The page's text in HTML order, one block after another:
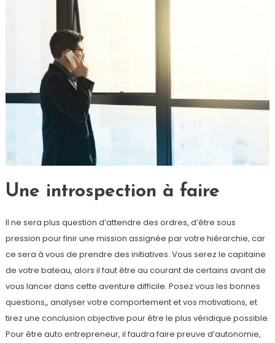
Une introspection à faire
Il ne sera plus question d’attendre des ordres, d’être sous
pression pour finir une mission assignée par votre hiérarchie, car
ce sera à vous de prendre des initiatives. Vous serez le capitaine
de votre bateau, alors il faut être au courant de certains avant de
vous lancer dans cette aventure difficile. Posez vous les bonnes
questions,, analyser votre comportement et vos motivations, et
tirez une conclusion objective pour être le plus véridique possible.
Pour être auto entrepreneur, il faudra faire preuve d’autonomie,